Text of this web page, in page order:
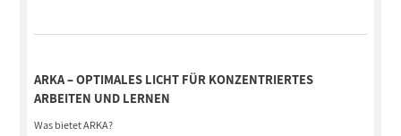
ARKA – OPTIMALES LICHT FÜR KONZENTRIERTES
ARBEITEN UND LERNEN
Was bietet ARKA?